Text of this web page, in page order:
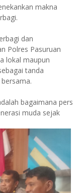
makna
dan
Polres Pasuruan
lokal maupun
tanda
bagaimana pers
muda sejak